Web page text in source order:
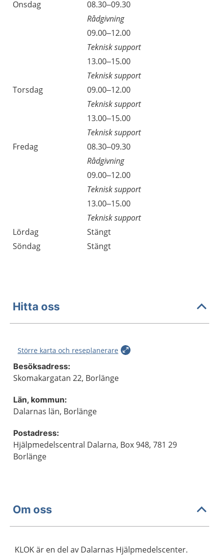
Onsdag
08.30–09.30
Rådgivning
09.00–12.00
Teknisk support
13.00–15.00
Teknisk support
Torsdag
09.00–12.00
Teknisk support
13.00–15.00
Teknisk support
Fredag
08.30–09.30
Rådgivning
09.00–12.00
Teknisk support
13.00–15.00
Teknisk support
Lördag
Stängt
Söndag
Stängt
Hitta oss
Större karta och reseplanerare
Besöksadress:
Skomakargatan 22, Borlänge
Län, kommun:
Dalarnas län, Borlänge
Postadress:
Hjälpmedelscentral Dalarna, Box 948, 781 29
Borlänge
Om oss
KLOK är en del av Dalarnas Hjälpmedelscenter.